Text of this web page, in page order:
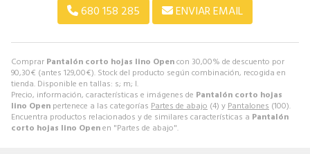
Comprar Pantalón corto hojas lino Opencon 30,00% de descuento por
90,30€ (antes 129,00€). Stock del producto según combinación, recogida en
tienda. Disponible en tallas: s; m; l.
Precio, información, características e imágenes de Pantalón corto hojas
lino Open pertenece a las categorías Partes de abajo (4) y Pantalones (100).
Encuentra productos relacionados y de similares características a Pantalón
corto hojas lino Openen "Partes de abajo".
680 158 285 ENVIAR EMAIL